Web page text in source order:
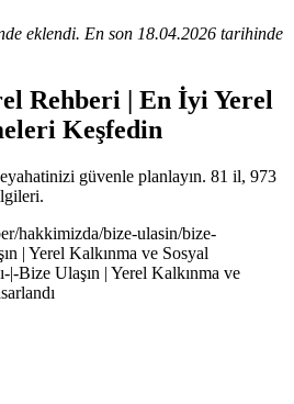
eklendi. En son 18.04.2026 tarihinde
Rehberi | En İyi Yerel
Keşfedin
güvenle planlayın. 81 il, 973
hakkimizda/bize-ulasin/bize-
| Yerel Kalkınma ve Sosyal
|-Bize Ulaşın | Yerel Kalkınma ve